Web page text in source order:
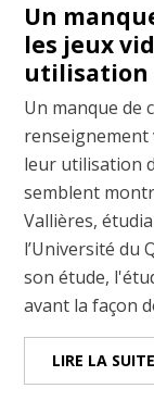
Un
les jeux
utilisation
Un manque de
renseignement
leur utilisation
semblent
Vallières,
l’Université du
son étude,
avant la façon
LIRE LA SUITE